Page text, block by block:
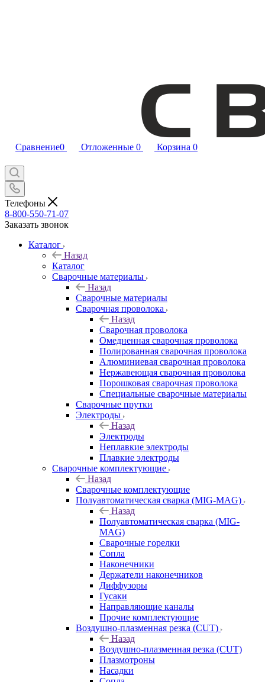
Сравнение0 Отложенные 0 Корзина 0
Телефоны
8-800-550-71-07
Заказать звонок
Каталог
Назад
Каталог
Сварочные материалы
Назад
Сварочные материалы
Сварочная проволока
Назад
Сварочная проволока
Омедненная сварочная проволока
Полированная сварочная проволока
Алюминиевая сварочная проволока
Нержавеющая сварочная проволока
Порошковая сварочная проволока
Специальные сварочные материалы
Сварочные прутки
Электроды
Назад
Электроды
Неплавкие электроды
Плавкие электроды
Сварочные комплектующие
Назад
Сварочные комплектующие
Полуавтоматическая сварка (MIG-MAG)
Назад
Полуавтоматическая сварка (MIG-
MAG)
Сварочные горелки
Сопла
Наконечники
Держатели наконечников
Диффузоры
Гусаки
Направляющие каналы
Прочие комплектующие
Воздушно-плазменная резка (CUT)
Назад
Воздушно-плазменная резка (CUT)
Плазмотроны
Насадки